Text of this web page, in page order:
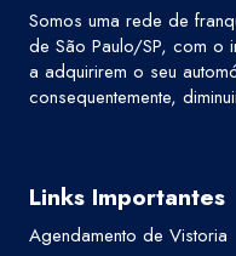
Somos uma rede de
de São Paulo/SP, com o
a adquirirem o seu
consequentemente,
Links Importantes
Agendamento de Vistoria